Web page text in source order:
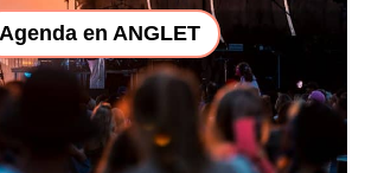
Agenda en ANGLET